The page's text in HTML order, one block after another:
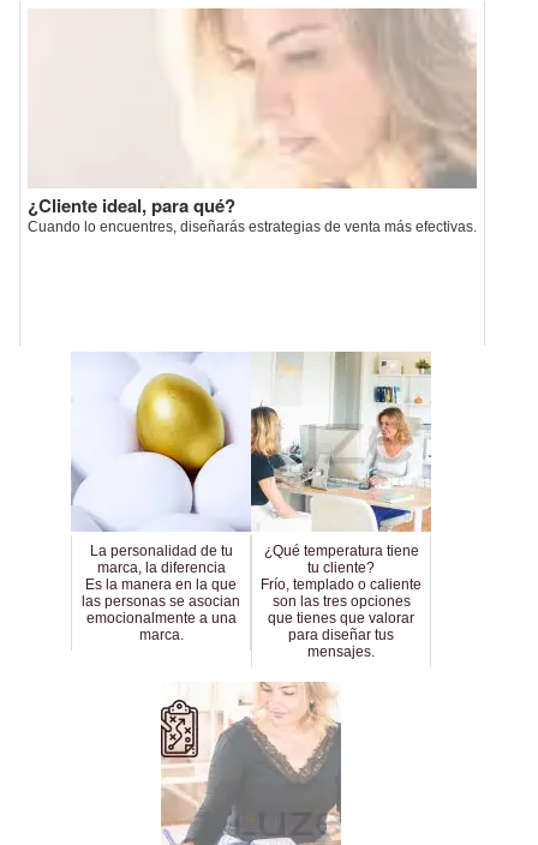
¿Cliente ideal, para qué?
Cuando lo encuentres, diseñarás estrategias de venta más efectivas.
La personalidad de tu
marca, la diferencia
Es la manera en la que
las personas se asocian
emocionalmente a una
marca.
¿Qué temperatura tiene
tu cliente?
Frío, templado o caliente
son las tres opciones
que tienes que valorar
para diseñar tus
mensajes.